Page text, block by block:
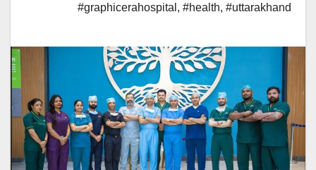
#graphicerahospital , #health, #uttarakhand